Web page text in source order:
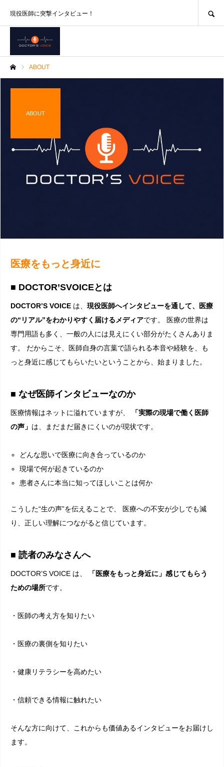
現役医師に突撃インタビュー！
ABOUT
ABOUT
医療をもっと身近に
■ DOCTOR’SVOICEとは
DOCTOR’S VOICE は、 現役医師へインタビューを通して、医療
の“リアル”をわかりやすく届けるメディアです。 医療の世界は
専門用語も多く、一般の人には見えにくい部分がたくさんありま
す。 だからこそ、医師自身の言葉で語られる本音や経験を、も
っと身近に感じてもらいたいということから、始まりました。
■ なぜ医師インタビューなのか
医療情報はネットに溢れていますが、
「実際の現場で働く医師
の声」 は、まだまだ届きにくいのが現状です。
どんな思いで医療に向き合っているのか
現場で何が起きているのか
患者さんに本当に知ってほしいことは何か
こうした“生の声”を伝えることで、 医療への不安が少しでも減
り、正しい理解につながると信じています。
■ 読者のみなさんへ
DOCTOR’S VOICE は、
「医療をもっと身近に」感じてもらう
ための場所です。
・医師の考え方を知りたい
・医療の裏側を知りたい
・健康リテラシーを高めたい
・信頼できる情報に触れたい
そんな方に向けて、これからも価値あるインタビューをお届けし
ます。